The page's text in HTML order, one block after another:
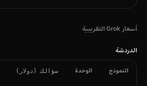
أسعار Grok التقريبية
الدردشة
النموذج الوحدة سؤالك (دولار)